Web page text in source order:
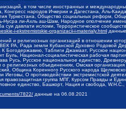
в том числе иностранных и
народов Ичкерии и Дагестана, Аль-
Туркестана, Общество социальных реформ,
Нусра ли-Ахль аш-Шам, Народное ополчение
суи давлати исломи, Террористическое
i-ekstremistskie-organizacii-i-materialy.html
и религиозных организаций в отношении
РА, Рада земли Кубанской Духовно Родовой
К Богодержавию, Таблиги Джамаат, Русское
Буль, Национал-социалистическая рабочая
Русь, Русское национальное единство,
о религиозных объединениях, Омская
Община Коренного Русского народа
Иеговы, О противодействии экстремистской
группа МПГ, Курсом Правды и
единство, Башкорт, Нация и свобода,
7822/ данные на 06.08.2021